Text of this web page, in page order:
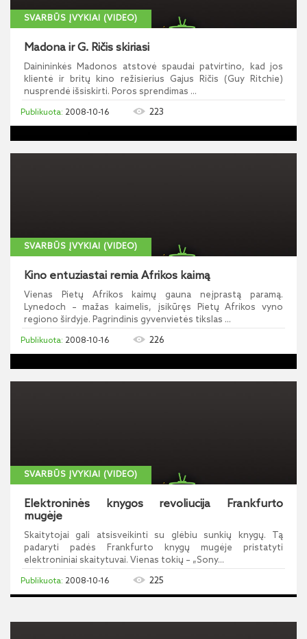
SVARBŪS ĮVYKIAI (VIDEO)
Madona ir G. Ričis skiriasi
Dainininkės Madonos atstovė spaudai patvirtino, kad jos
klientė ir britų kino režisierius Gajus Ričis (Guy Ritchie)
nusprendė išsiskirti. Poros sprendimas ...
2008-10-16 223
SVARBŪS ĮVYKIAI (VIDEO)
Kino entuziastai remia Afrikos kaimą
Vienas Pietų Afrikos kaimų gauna neįprastą paramą.
Lynedoch – mažas kaimelis, įsikūręs Pietų Afrikos vyno
regiono širdyje. Pagrindinis gyvenvietės tikslas ...
2008-10-16 226
SVARBŪS ĮVYKIAI (VIDEO)
Elektroninės knygos revoliucija Frankfurto
mugėje
Skaitytojai gali atsisveikinti su glėbiu sunkių knygų. Tą
padaryti padės Frankfurto knygų mugėje pristatyti
elektroniniai skaitytuvai. Vienas tokių – „Sony...
2008-10-16 225